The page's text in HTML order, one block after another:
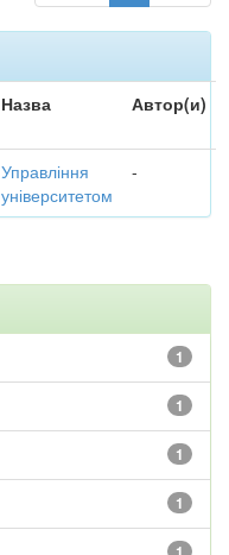
Назва Автор(и)
Управління
університетом
-
1
1
1
1